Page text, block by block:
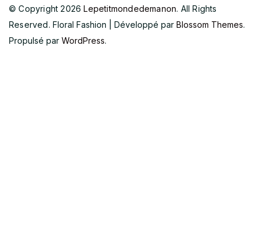
© Copyright 2026Lepetitmondedemanon. All Rights
Reserved. Floral Fashion | Développé par Blossom Themes.
Propulsé par WordPress.